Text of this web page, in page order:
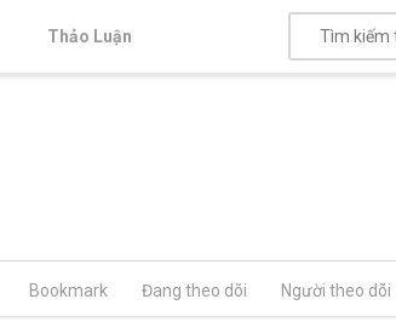
Thảo Luận
Bookmark Đang theo dõi Người theo dõi